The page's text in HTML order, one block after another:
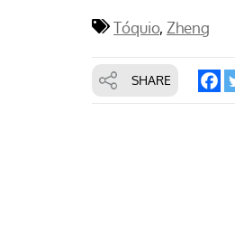
Tóquio Zheng
SHARE